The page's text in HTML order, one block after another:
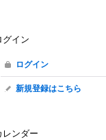
グイン
ログイン
新規登録はこちら
レンダー